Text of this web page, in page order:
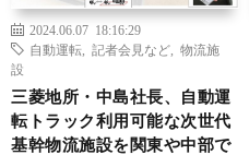
2024.06.07 18:16:29
自動運転
記者会見など
物流施
設
三菱地所・中島社長、自動運
転トラック利用可能な次世代
基幹物流施設を関東や中部で